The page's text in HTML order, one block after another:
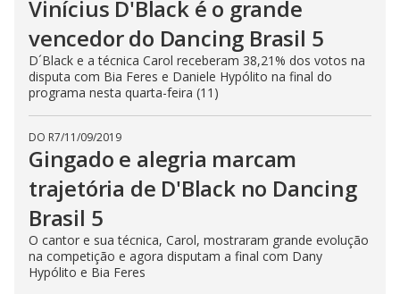
i
d
e
o
Vinícius D'Black é o grande
vencedor do Dancing Brasil 5
D´Black e a técnica Carol receberam 38,21% dos votos na
disputa com Bia Feres e Daniele Hypólito na final do
programa nesta quarta-feira (11)
DO R7/11/09/2019
Gingado e alegria marcam
trajetória de D'Black no Dancing
Brasil 5
O cantor e sua técnica, Carol, mostraram grande evolução
na competição e agora disputam a final com Dany
Hypólito e Bia Feres